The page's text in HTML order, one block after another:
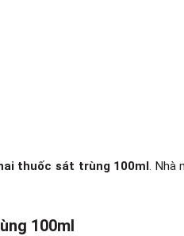
thuốc sát trùng 100ml. Nhà
100ml